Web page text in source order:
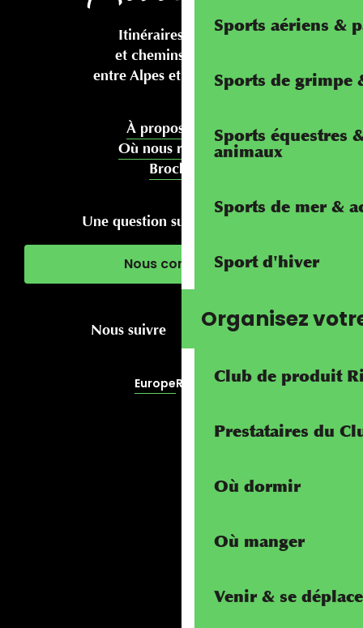
Sports aériens &
Sports de grimpe
Sports équestres
animaux
Sports de mer &
Sport d'hiver
Organisez
Club de produit
Prestataires du
Où dormir
Où manger
Venir & se
Itinéraires cyclables
et chemins pédestres
entre Alpes et Méditerranée
À propos de nous
Où nous rencontrer
Brochures
Une question sur votre séjour ?
Nous contacter
Nous suivre
EuropeRivierALP